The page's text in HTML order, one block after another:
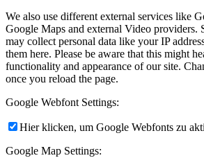
We also use different external services like
Google Maps and external Video providers.
may collect personal data like your IP
them here. Please be aware that this might
functionality and appearance of our site.
once you reload the page.
Google Webfont Settings:
Hier klicken, um Google Webfonts zu
Google Map Settings: